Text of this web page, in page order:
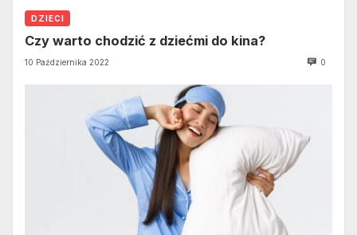
DZIECI
Czy warto chodzić z dziećmi do kina?
10 Października 2022 0